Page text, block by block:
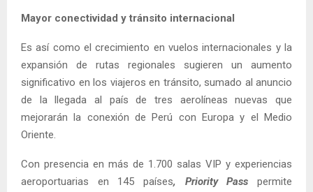
Mayor conectividad y tránsito internacional
Es así como el crecimiento en vuelos internacionales y la
expansión de rutas regionales sugieren un aumento
significativo en los viajeros en tránsito, sumado al anuncio
de la llegada al país de tres aerolíneas nuevas que
mejorarán la conexión de Perú con Europa y el Medio
Oriente.
Con presencia en más de 1.700 salas VIP y experiencias
aeroportuarias en 145 países, Priority Pass permite